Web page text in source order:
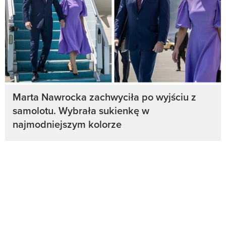
Marta Nawrocka zachwyciła po wyjściu z
samolotu. Wybrała sukienkę w
najmodniejszym kolorze